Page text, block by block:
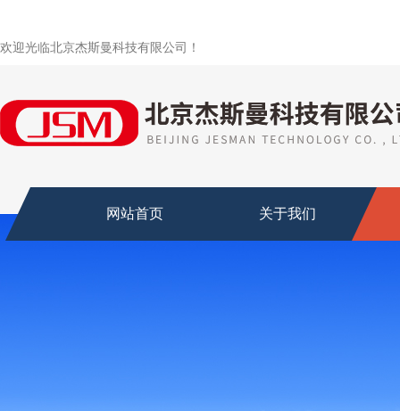
欢迎光临北京杰斯曼科技有限公司！
网站首页 关于我们